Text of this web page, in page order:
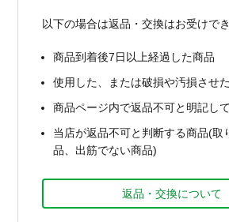
以下の場合は返品・交換はお受けでき
商品到着後7日以上経過した商品
使用した、または破損や汚損させ
商品ページ内で返品不可と明記し
当店が返品不可と判断する商品(取
品、出筋でない商品)
返品・交換について